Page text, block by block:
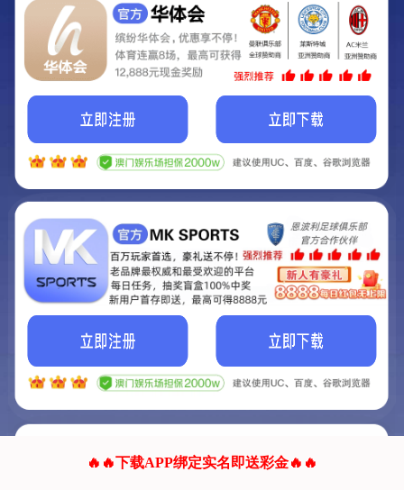
Hey Guys!
我们即将上线啦...
我们的网站正在建设.
它将是非常棒的网站.
联系我们!